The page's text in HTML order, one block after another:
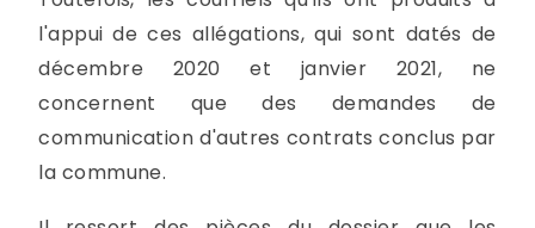
l'appui de ces allégations, qui sont datés de
décembre 2020 et janvier 2021, ne
concernent que des demandes de
communication d'autres contrats conclus par
la commune.